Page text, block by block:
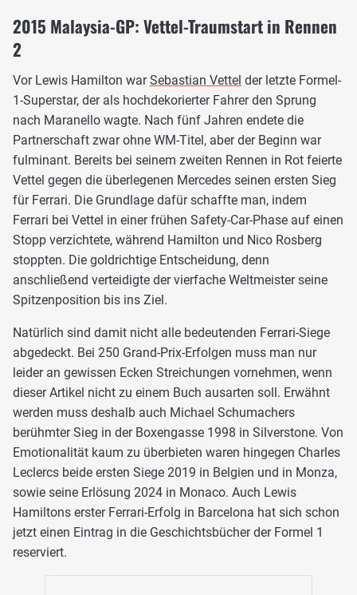
2015 Malaysia-GP: Vettel-Traumstart in Rennen
2
Vor Lewis Hamilton warSebastian Vettel der letzte Formel-
1-Superstar, der als hochdekorierter Fahrer den Sprung
nach Maranello wagte. Nach fünf Jahren endete die
Partnerschaft zwar ohne WM-Titel, aber der Beginn war
fulminant. Bereits bei seinem zweiten Rennen in Rot feierte
Vettel gegen die überlegenen Mercedes seinen ersten Sieg
für Ferrari. Die Grundlage dafür schaffte man, indem
Ferrari bei Vettel in einer frühen Safety-Car-Phase auf einen
Stopp verzichtete, während Hamilton und Nico Rosberg
stoppten. Die goldrichtige Entscheidung, denn
anschließend verteidigte der vierfache Weltmeister seine
Spitzenposition bis ins Ziel.
Natürlich sind damit nicht alle bedeutenden Ferrari-Siege
abgedeckt. Bei 250 Grand-Prix-Erfolgen muss man nur
leider an gewissen Ecken Streichungen vornehmen, wenn
dieser Artikel nicht zu einem Buch ausarten soll. Erwähnt
werden muss deshalb auch Michael Schumachers
berühmter Sieg in der Boxengasse 1998 in Silverstone. Von
Emotionalität kaum zu überbieten waren hingegen Charles
Leclercs beide ersten Siege 2019 in Belgien und in Monza,
sowie seine Erlösung 2024 in Monaco. Auch Lewis
Hamiltons erster Ferrari-Erfolg in Barcelona hat sich schon
jetzt einen Eintrag in die Geschichtsbücher der Formel 1
reserviert.